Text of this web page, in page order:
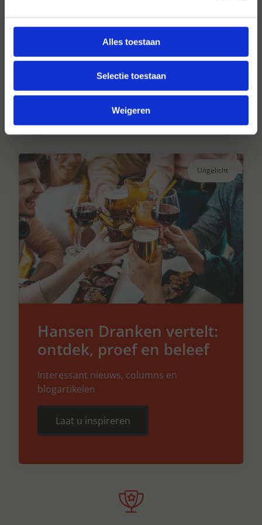
Alles toestaan
Selectie toestaan
Weigeren
Hansen Dranken sinds 1947
Al ruim 75 jaar uw grote onafhankelijke
drankengroothandel.
Uitgelicht
Hansen Dranken vertelt:
ontdek, proef en beleef
Interessant nieuws, columns en
blogartikelen
Laat u inspireren